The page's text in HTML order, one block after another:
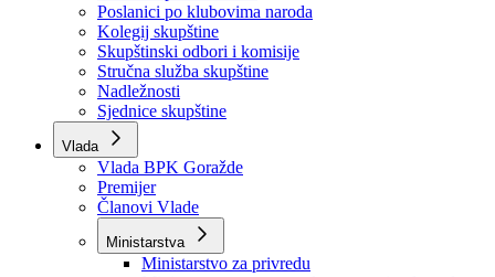
Skupština BPK Goražde
Rukovodstvo
Poslanici po strankama
Poslanici po klubovima naroda
Kolegij skupštine
Skupštinski odbori i komisije
Stručna služba skupštine
Nadležnosti
Sjednice skupštine
Vlada
Vlada BPK Goražde
Premijer
Članovi Vlade